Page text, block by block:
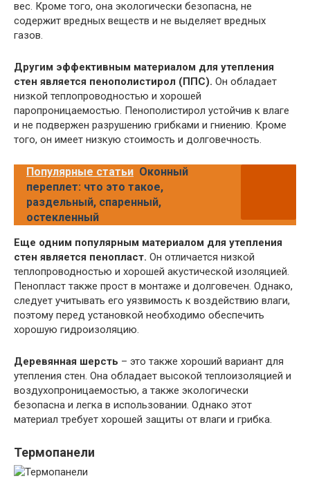
вес. Кроме того, она экологически безопасна, не
содержит вредных веществ и не выделяет вредных
газов.
Другим эффективным материалом для утепления
стен является пенополистирол (ППС). Он обладает
низкой теплопроводностью и хорошей
паропроницаемостью. Пенополистирол устойчив к влаге
и не подвержен разрушению грибками и гниению. Кроме
того, он имеет низкую стоимость и долговечность.
Популярные статьи Оконный
переплет: что это такое,
раздельный, спаренный,
остекленный
Еще одним популярным материалом для утепления
стен является пенопласт. Он отличается низкой
теплопроводностью и хорошей акустической изоляцией.
Пенопласт также прост в монтаже и долговечен. Однако,
следует учитывать его уязвимость к воздействию влаги,
поэтому перед установкой необходимо обеспечить
хорошую гидроизоляцию.
Деревянная шерсть – это также хороший вариант для
утепления стен. Она обладает высокой теплоизоляцией и
воздухопроницаемостью, а также экологически
безопасна и легка в использовании. Однако этот
материал требует хорошей защиты от влаги и грибка.
Термопанели